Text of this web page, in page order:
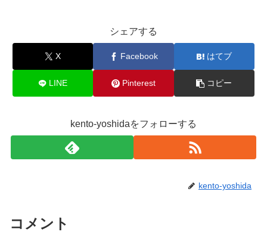
シェアする
X Facebook はてブ
LINE Pinterest コピー
kento-yoshidaをフォローする
kento-yoshida
コメント